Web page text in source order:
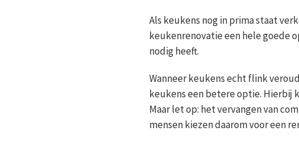
Als keukens nog in prima staat
keukenrenovatie een hele goede
nodig heeft.
Wanneer keukens echt flink
keukens een betere optie. Hierbij
Maar let op: het vervangen van
mensen kiezen daarom voor een